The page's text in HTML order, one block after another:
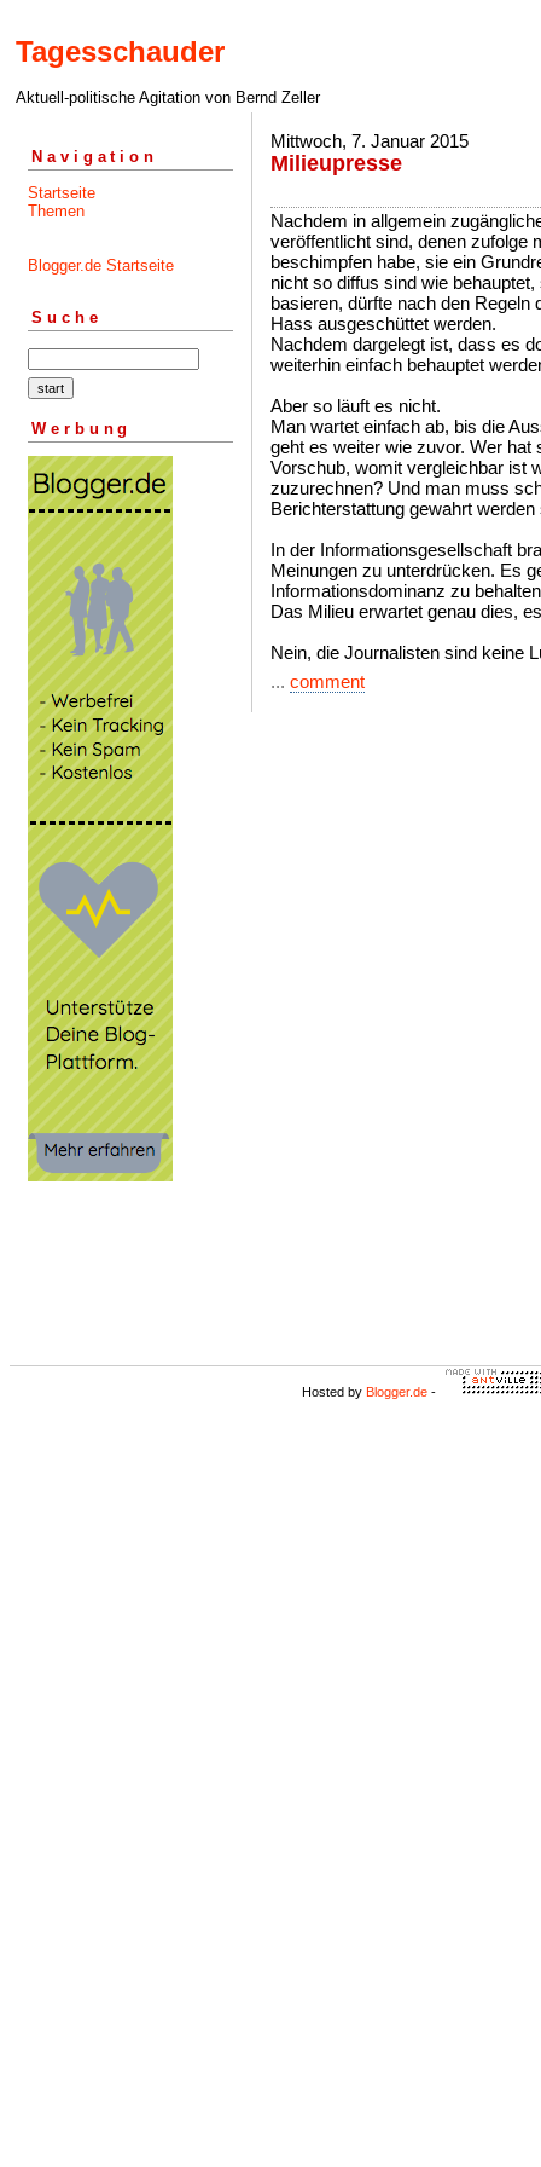
Tagesschauder
Aktuell-politische Agitation von Bernd Zeller
Navigation
Startseite
Themen
Blogger.de Startseite
Suche
Werbung
Mittwoch, 7. Januar 2015
Milieupresse
Nachdem in allgemein
veröffentlicht sind, denen zufolge
beschimpfen habe, sie ein
nicht so diffus sind wie
basieren, dürfte nach den Regeln
Hass ausgeschüttet werden.
Nachdem dargelegt ist, dass es
weiterhin einfach behauptet
Aber so läuft es nicht.
Man wartet einfach ab, bis die
geht es weiter wie zuvor. Wer
Vorschub, womit vergleichbar ist
zuzurechnen? Und man muss
Berichterstattung gewahrt werden
In der Informationsgesellschaft
Meinungen zu unterdrücken. Es
Informationsdominanz zu
Das Milieu erwartet genau dies,
Nein, die Journalisten sind keine
... comment
Hosted by Blogger.de -